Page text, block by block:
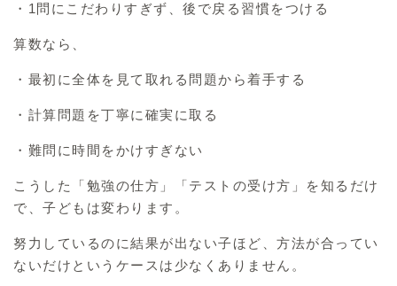
・1問にこだわりすぎず、後で戻る習慣をつける
算数なら、
・最初に全体を見て取れる問題から着手する
・計算問題を丁寧に確実に取る
・難問に時間をかけすぎない
こうした「勉強の仕方」「テストの受け方」を知るだけ
で、子どもは変わります。
努力しているのに結果が出ない子ほど、方法が合ってい
ないだけというケースは少なくありません。